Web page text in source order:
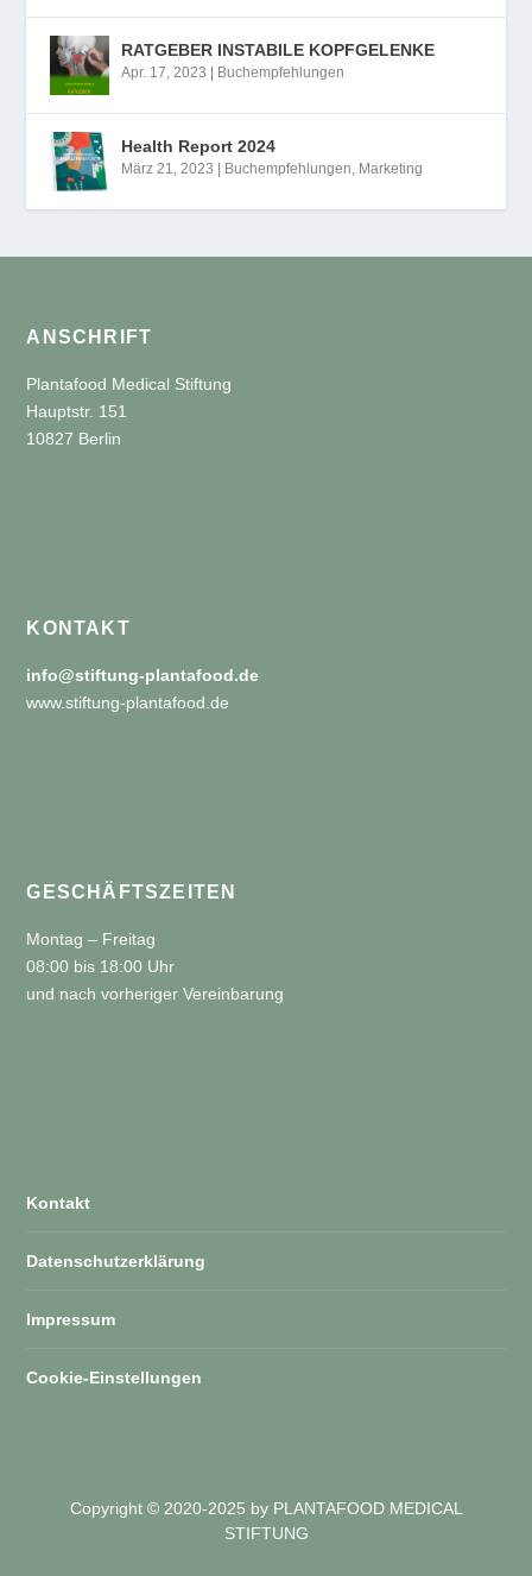
RATGEBER INSTABILE KOPFGELENKE
Apr. 17, 2023 Buchempfehlungen
Health Report 2024
März 21, 2023 Buchempfehlungen, Marketing
ANSCHRIFT
Plantafood Medical Stiftung
Hauptstr. 151
10827 Berlin
KONTAKT
info@stiftung-plantafood.de
www.stiftung-plantafood.de
GESCHÄFTSZEITEN
Montag – Freitag
08:00 bis 18:00 Uhr
und nach vorheriger Vereinbarung
Kontakt
Datenschutzerklärung
Impressum
Cookie-Einstellungen
Copyright © 2020-2025 by PLANTAFOOD MEDICAL
STIFTUNG